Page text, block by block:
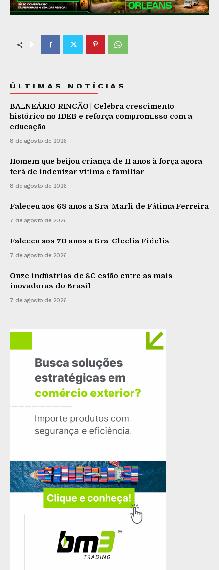
ÚLTIMAS NOTÍCIAS
BALNEÁRIO RINCÃO | Celebra crescimento
histórico no IDEB e reforça compromisso com a
educação
8 de agosto de 2026
Homem que beijou criança de 11 anos à força agora
terá de indenizar vítima e familiar
8 de agosto de 2026
Faleceu aos 68 anos a Sra. Marli de Fátima Ferreira
7 de agosto de 2026
Faleceu aos 70 anos a Sra. Cleclia Fidelis
7 de agosto de 2026
Onze indústrias de SC estão entre as mais
inovadoras do Brasil
7 de agosto de 2026